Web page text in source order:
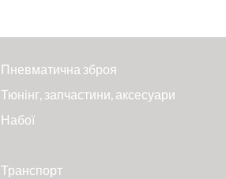
Пневматична зброя
Тюнінг, запчастини, аксесуари
Набої
Транспорт